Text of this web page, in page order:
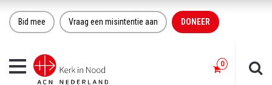
Bid mee Vraag een misintentie aan DONEER
Toggle